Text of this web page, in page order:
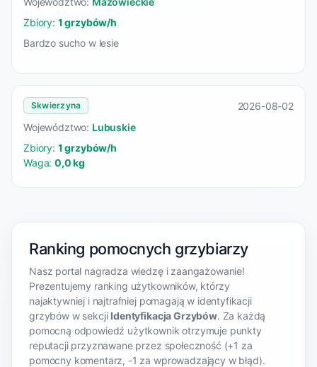
Zbiory: 1 grzybów/h
Bardzo sucho w lesie
Skwierzyna
2026-08-02
Województwo: Lubuskie
Zbiory: 1 grzybów/h
Waga:0,0 kg
Ranking pomocnych grzybiarzy
Nasz portal nagradza wiedzę i zaangażowanie!
Prezentujemy ranking użytkowników, którzy
najaktywniej i najtrafniej pomagają w identyfikacji
grzybów w sekcji Identyfikacja Grzybów. Za każdą
pomocną odpowiedź użytkownik otrzymuje punkty
reputacji przyznawane przez społeczność (+1 za
pomocny komentarz, -1 za wprowadzający w błąd).